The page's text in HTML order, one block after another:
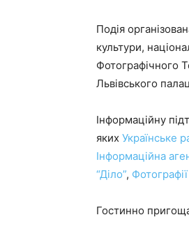
Подія
культури,
Фотографічного
Львівського
Інформаційну
яких Українське
Інформаційна
“Діло”,
Гостинно